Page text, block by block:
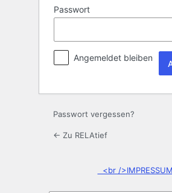
Passwort
Angemeldet bleiben
Passwort vergessen?
← Zu RELAtief
<br />IMPRESSUM